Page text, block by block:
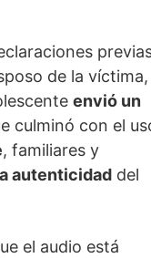
de la víctima,
envió un
culminó con el
, familiares y
autenticidad del
el audio está